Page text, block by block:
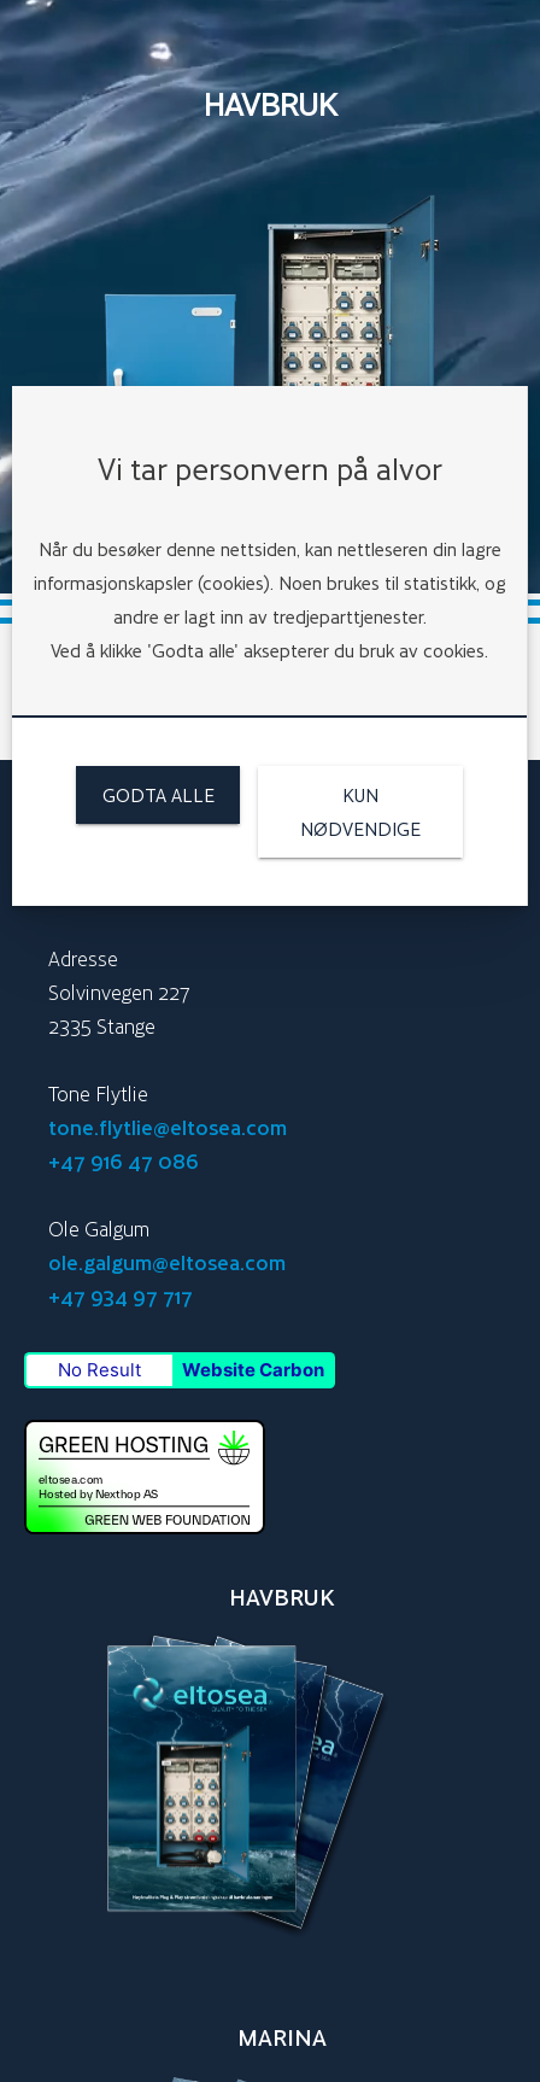
HAVBRUK
Adresse
Solvinvegen 227
2335 Stange
Tone Flytlie
tone.flytlie@eltosea.com
+47 916 47 086
Ole Galgum
ole.galgum@eltosea.com
+47 934 97 717
No Result Website Carbon
HAVBRUK
MARINA
Vi tar personvern på alvor
Når du besøker denne nettsiden, kan nettleseren din lagre
informasjonskapsler (cookies). Noen brukes til statistikk, og
andre er lagt inn av tredjeparttjenester.
Ved å klikke 'Godta alle' aksepterer du bruk av cookies.
GODTA ALLE
KUN
NØDVENDIGE